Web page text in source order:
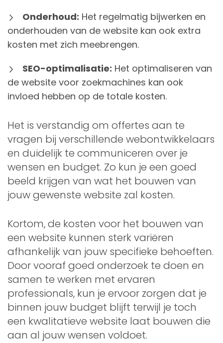
Onderhoud: Het regelmatig bijwerken en
onderhouden van de website kan ook extra
kosten met zich meebrengen.
SEO-optimalisatie: Het optimaliseren van
de website voor zoekmachines kan ook
invloed hebben op de totale kosten.
Het is verstandig om offertes aan te
vragen bij verschillende webontwikkelaars
en duidelijk te communiceren over je
wensen en budget. Zo kun je een goed
beeld krijgen van wat het bouwen van
jouw gewenste website zal kosten.
Kortom, de kosten voor het bouwen van
een website kunnen sterk variëren
afhankelijk van jouw specifieke behoeften.
Door vooraf goed onderzoek te doen en
samen te werken met ervaren
professionals, kun je ervoor zorgen dat je
binnen jouw budget blijft terwijl je toch
een kwalitatieve website laat bouwen die
aan al jouw wensen voldoet.